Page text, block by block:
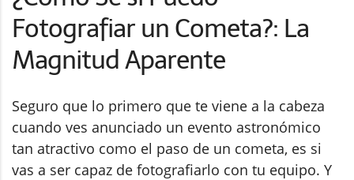
Fotografiar un Cometa?: La
Magnitud Aparente
Seguro que lo primero que te viene a la cabeza
cuando ves anunciado un evento astronómico
tan atractivo como el paso de un cometa, es si
vas a ser capaz de fotografiarlo con tu equipo. Y